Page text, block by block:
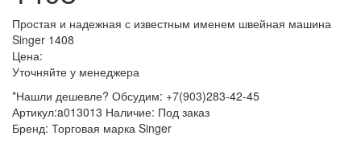
Простая и надежная с известным именем швейная машина
Singer 1408
Цена:
Уточняйте у менеджера
*Нашли дешевле? Обсудим: +7(903)283-42-45
Артикул:a013013 Наличие: Под заказ
Бренд: Торговая марка Singer